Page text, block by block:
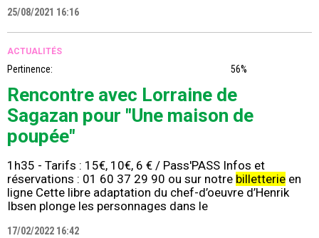
25/08/2021 16:16
ACTUALITÉS
Pertinence: 56%
Rencontre avec Lorraine de
Sagazan pour "Une maison de
poupée"
1h35 - Tarifs : 15€, 10€, 6 € / Pass'PASS Infos et
réservations : 01 60 37 29 90 ou sur notre billetterie en
ligne Cette libre adaptation du chef-d’oeuvre d’Henrik
Ibsen plonge les personnages dans le
17/02/2022 16:42